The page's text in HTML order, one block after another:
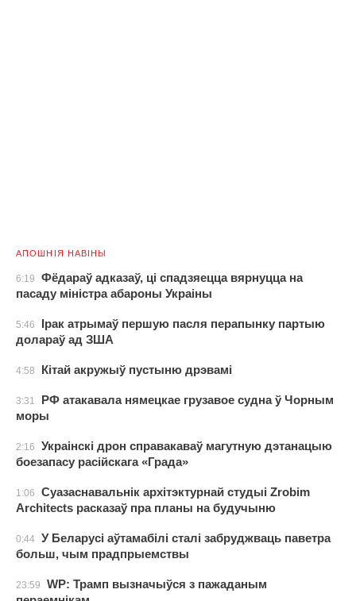
АПОШНІЯ НАВІНЫ
6:19
Фёдараў адказаў, ці спадзяецца вярнуцца на
пасаду міністра абароны Украіны
5:46
Ірак атрымаў першую пасля перапынку партыю
долараў ад ЗША
4:58 Кітай акружыў пустыню дрэвамі
3:31
РФ атакавала нямецкае грузавое судна ў Чорным
моры
2:16
Украінскі дрон справакаваў магутную дэтанацыю
боезапасу расійскага «Града»
1:06
Суазаснавальнік архітэктурнай студыі Zrobim
Architects расказаў пра планы на будучыню
0:44 У Беларусі аўтамабілі сталі забруджваць паветра
больш, чым прадпрыемствы
23:59
WP: Трамп вызначыўся з пажаданым